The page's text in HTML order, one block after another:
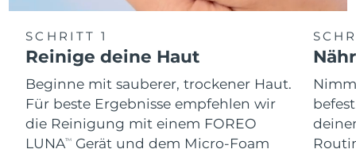
SCHRITT 1
Reinige deine Haut
Beginne mit sauberer, trockener Haut.
Für beste Ergebnisse empfehlen wir
die Reinigung mit einem FOREO
LUNATM
Gerät und dem Micro-Foam